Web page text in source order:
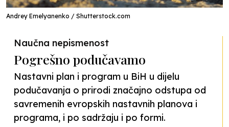
Andrey Emelyanenko / Shutterstock.com
Naučna nepismenost
Pogrešno podučavamo
Nastavni plan i program u BiH u dijelu
podučavanja o prirodi značajno odstupa od
savremenih evropskih nastavnih planova i
programa, i po sadržaju i po formi.